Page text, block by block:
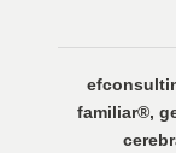
familiar®️,